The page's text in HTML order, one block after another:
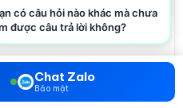
thân bị tâm thần phân
có câu hỏi nào khác mà chưa
được câu trả lời không?
Chat Zalo
Bảo mật